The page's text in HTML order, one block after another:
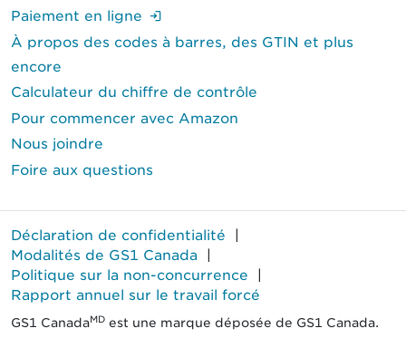
Paiement en ligne
À propos des codes à barres, des GTIN et plus
encore
Calculateur du chiffre de contrôle
Pour commencer avec Amazon
Nous joindre
Foire aux questions
Déclaration de confidentialité |
Modalités de GS1 Canada |
Politique sur la non-concurrence |
Rapport annuel sur le travail forcé
GS1 CanadaMD est une marque déposée de GS1 Canada.